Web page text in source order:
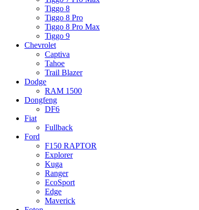
Tiggo 8
Tiggo 8 Pro
Tiggo 8 Pro Max
Tiggo 9
Chevrolet
Captiva
Tahoe
Trail Blazer
Dodge
RAM 1500
Dongfeng
DF6
Fiat
Fullback
Ford
F150 RAPTOR
Explorer
Kuga
Ranger
EcoSport
Edge
Maverick